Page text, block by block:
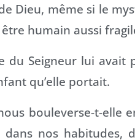
Dieu, même si le
humain aussi
du Seigneur lui
qu’elle portait.
bouleverse-t-elle
dans nos habitudes,